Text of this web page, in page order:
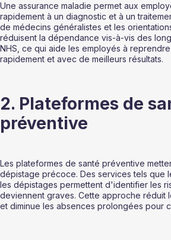
Une assurance maladie permet aux
rapidement à un diagnostic et à un
de médecins généralistes et les
réduisent la dépendance vis-à-vis des
NHS, ce qui aide les employés à
rapidement et avec de meilleurs résultats.
2. Plateformes de
préventive
Les plateformes de santé préventive
dépistage précoce. Des services tels que
les dépistages permettent d'identifier les
deviennent graves. Cette approche réduit
et diminue les absences prolongées pour